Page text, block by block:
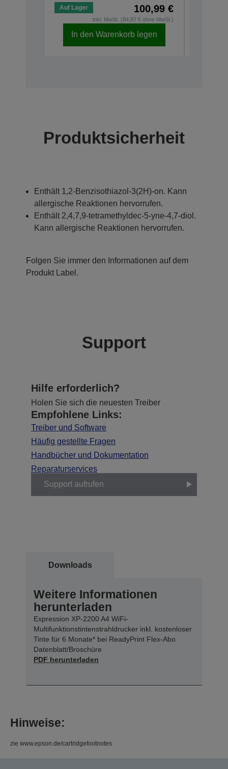
Auf Lager 100,99 €
inkl. MwSt. (84,87 € ohne MwSt.)
In den Warenkorb legen
Produktsicherheit
Enthält 1,2-Benzisothiazol-3(2H)-on. Kann
allergische Reaktionen hervorrufen.
Enthält 2,4,7,9-tetramethyldec-5-yne-4,7-diol.
Kann allergische Reaktionen hervorrufen.
Folgen Sie immer den Informationen auf dem
Produkt Label.
Support
Hilfe erforderlich?
Holen Sie sich die neuesten Treiber
Empfohlene Links:
Treiber und Software
Häufig gestellte Fragen
Handbücher und Dokumentation
Reparaturservices
Support aufrufen
Downloads
Weitere Informationen
herunterladen
Expression XP-2200 A4 WiFi-
Multifunktionstintenstrahldrucker inkl. kostenloser
Tinte für 6 Monate* bei ReadyPrint Flex-Abo
Datenblatt/Broschüre
PDF herunterladen
Hinweise:
zie www.epson.de/cartridgefootnotes